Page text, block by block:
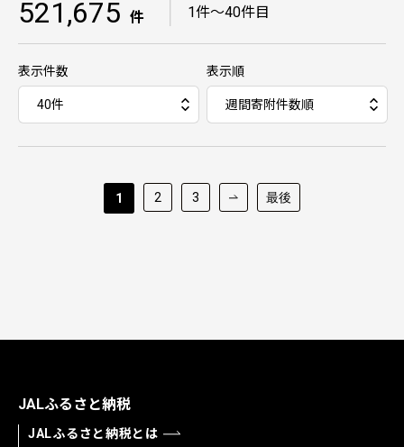
521,675 件 1件～40件目
表示件数 表示順
1 2 3 最後
JALふるさと納税
JALふるさと納税とは